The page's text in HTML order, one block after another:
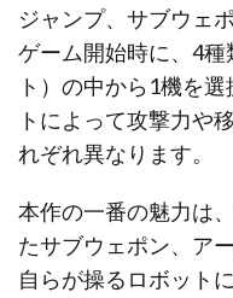
ジャンプ、サブウェ
ゲーム開始時に、4
ト）の中から1機を
トによって攻撃力や
れぞれ異なります。
本作の一番の魅力は
たサブウェポン、ア
自らが操るロボット